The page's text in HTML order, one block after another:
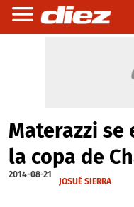
Materazzi se
la copa de
2014-08-21
JOSUÉ SIERRA